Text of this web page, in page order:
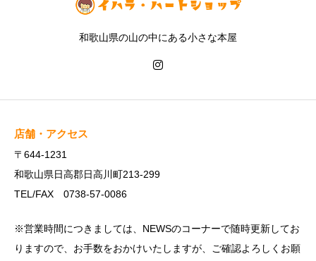
和歌山県の山の中にある小さな本屋
店舗・アクセス
〒644-1231
和歌山県日高郡日高川町213-299
TEL/FAX 0738-57-0086
※営業時間につきましては、NEWSのコーナーで随時更新してお
りますので、お手数をおかけいたしますが、ご確認よろしくお願